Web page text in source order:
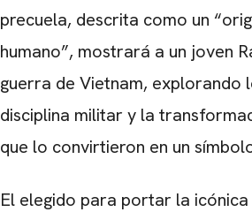
precuela, descrita como un
humano”, mostrará a un joven
guerra de Vietnam, explorando
disciplina militar y la
que lo convirtieron en un
El elegido para portar la